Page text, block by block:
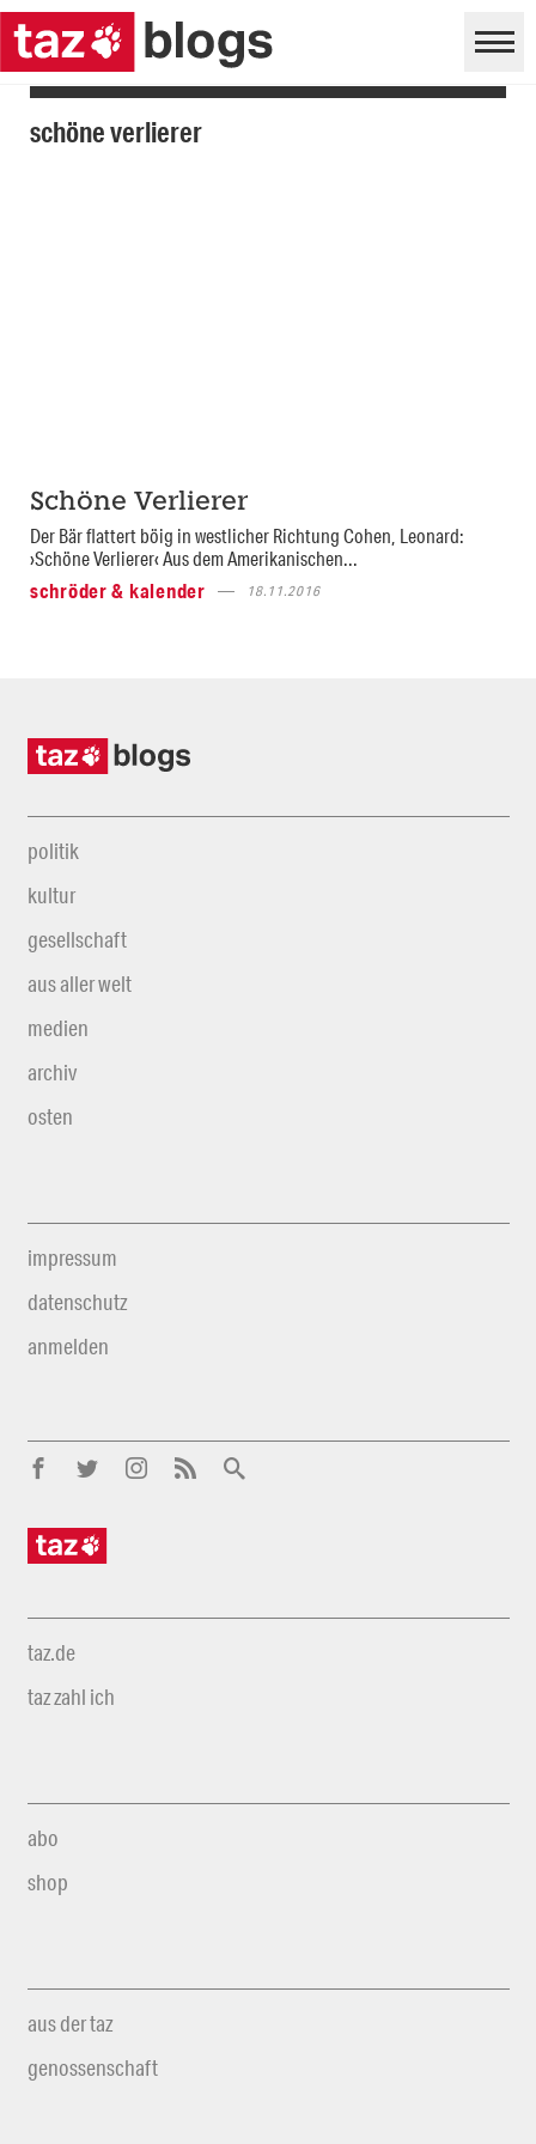
schöne verlierer
Schöne Verlierer
Der Bär flattert böig in westlicher Richtung Cohen, Leonard:
›Schöne Verlierer‹ Aus dem Amerikanischen...
schröder & kalender
18.11.2016
politik
kultur
gesellschaft
aus aller welt
medien
archiv
osten
impressum
datenschutz
anmelden
taz.de
taz zahl ich
abo
shop
aus der taz
genossenschaft